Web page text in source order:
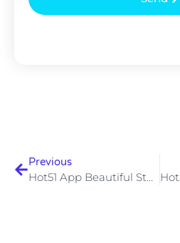
Previous
Hot51 App Beautiful Stunning Livestream